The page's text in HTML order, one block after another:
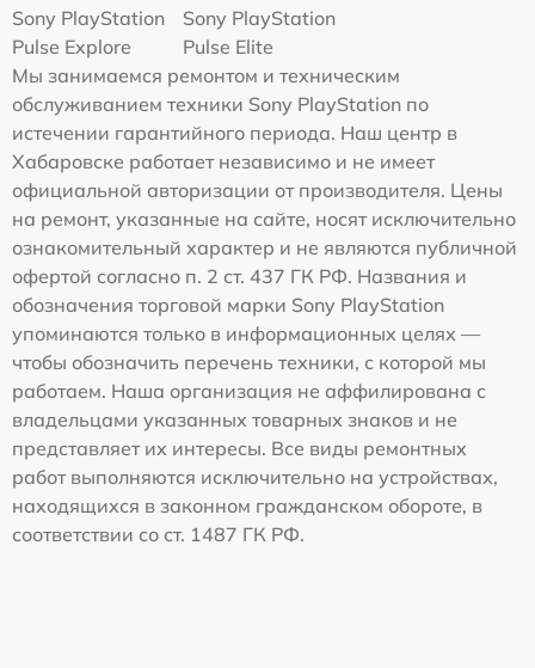
Sony PlayStation
Pulse Explore
Sony PlayStation
Pulse Elite
Мы занимаемся ремонтом и техническим
обслуживанием техники Sony PlayStation по
истечении гарантийного периода. Наш центр в
Хабаровске работает независимо и не имеет
официальной авторизации от производителя. Цены
на ремонт, указанные на сайте, носят исключительно
ознакомительный характер и не являются публичной
офертой согласно п. 2 ст. 437 ГК РФ. Названия и
обозначения торговой марки Sony PlayStation
упоминаются только в информационных целях —
чтобы обозначить перечень техники, с которой мы
работаем. Наша организация не аффилирована с
владельцами указанных товарных знаков и не
представляет их интересы. Все виды ремонтных
работ выполняются исключительно на устройствах,
находящихся в законном гражданском обороте, в
соответствии со ст. 1487 ГК РФ.